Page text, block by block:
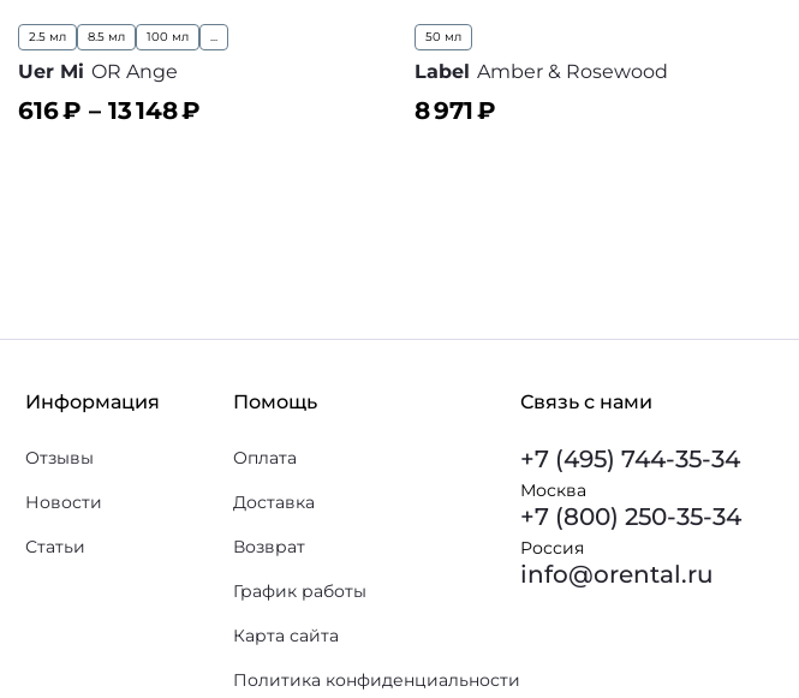
2.5 мл 8.5 мл 100 мл ...
Uer Mi OR Ange
616₽ – 13 148₽
50 мл
Label Amber & Rosewood
8 971₽
Информация
Отзывы
Новости
Статьи
Помощь
Оплата
Доставка
Возврат
График работы
Карта сайта
Политика конфиденциальности
Связь с нами
+7 (495) 744-35-34
Москва
+7 (800) 250-35-34
Россия
info@orental.ru